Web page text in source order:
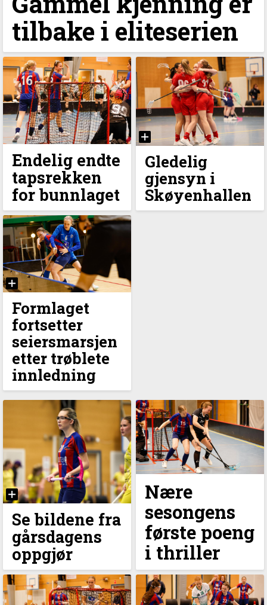
tilbake i eliteserien
Endelig endte
tapsrekken
for bunnlaget
Gledelig
gjensyn i
Skøyenhallen
Formlaget
fortsetter
seiersmarsjen
etter trøblete
innledning
Se bildene fra
gårsdagens
oppgjør
Nære
sesongens
første poeng
i thriller